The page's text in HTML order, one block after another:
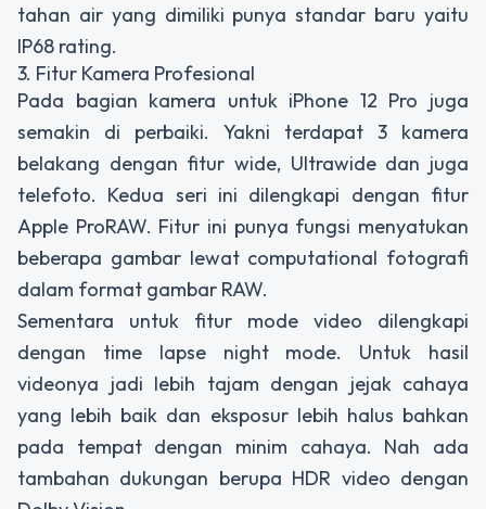
tahan air yang dimiliki punya standar baru yaitu
IP68 rating.
3. Fitur Kamera Profesional
Pada bagian kamera untuk iPhone 12 Pro juga
semakin di perbaiki. Yakni terdapat 3 kamera
belakang dengan fitur wide, Ultrawide dan juga
telefoto. Kedua seri ini dilengkapi dengan fitur
Apple ProRAW. Fitur ini punya fungsi menyatukan
beberapa gambar lewat computational fotografi
dalam format gambar RAW.
Sementara untuk fitur mode video dilengkapi
dengan time lapse night mode. Untuk hasil
videonya jadi lebih tajam dengan jejak cahaya
yang lebih baik dan eksposur lebih halus bahkan
pada tempat dengan minim cahaya. Nah ada
tambahan dukungan berupa HDR video dengan